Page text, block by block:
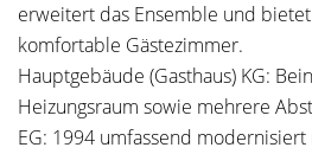
erweitert das Ensemble und
komfortable Gästezimmer.
Hauptgebäude (Gasthaus) KG:
Heizungsraum sowie mehrere
EG: 1994 umfassend